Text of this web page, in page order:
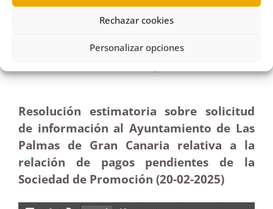
Rechazar cookies
Personalizar opciones
Palmas de Gran Canaria sobre pagos pendientes
Resolución estimatoria sobre solicitud
de información al Ayuntamiento de Las
Palmas de Gran Canaria relativa a la
relación de pagos pendientes de la
Sociedad de Promoción (20-02-2025)